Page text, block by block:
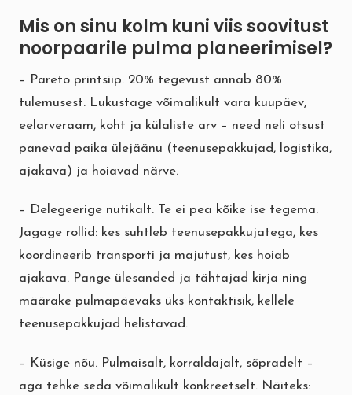
Mis on sinu kolm kuni viis soovitust
noorpaarile pulma planeerimisel?
– Pareto printsiip. 20% tegevust annab 80%
tulemusest. Lukustage võimalikult vara kuupäev,
eelarveraam, koht ja külaliste arv – need neli otsust
panevad paika ülejäänu (teenusepakkujad, logistika,
ajakava) ja hoiavad närve.
– Delegeerige nutikalt. Te ei pea kõike ise tegema.
Jagage rollid: kes suhtleb teenusepakkujatega, kes
koordineerib transporti ja majutust, kes hoiab
ajakava. Pange ülesanded ja tähtajad kirja ning
määrake pulmapäevaks üks kontaktisik, kellele
teenusepakkujad helistavad.
– Küsige nõu. Pulmaisalt, korraldajalt, sõpradelt –
aga tehke seda võimalikult konkreetselt. Näiteks: